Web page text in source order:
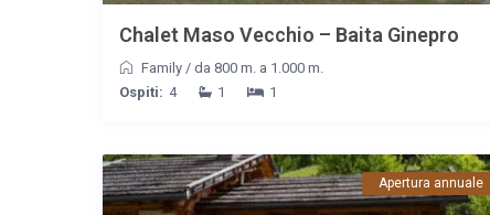
Chalet Maso Vecchio – Baita Ginepro
Family/ da 800 m. a 1.000 m.
Ospiti: 4 1 1
Apertura annuale